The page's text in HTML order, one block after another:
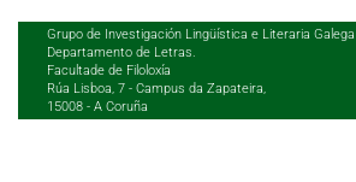
Grupo de Investigación Lingüística e Literaria Galega
Departamento de Letras.
Facultade de Filoloxía
Rúa Lisboa, 7 - Campus da Zapateira,
15008 - A Coruña